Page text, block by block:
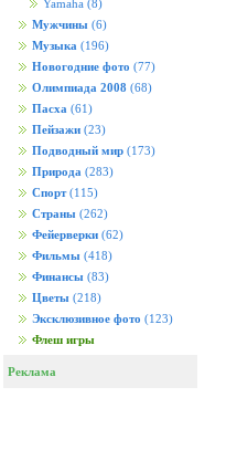
Yamaha (8)
Мужчины (6)
Музыка (196)
Новогодние фото (77)
Олимпиада 2008 (68)
Пасха (61)
Пейзажи (23)
Подводный мир (173)
Природа (283)
Спорт (115)
Страны (262)
Фейерверки (62)
Фильмы (418)
Финансы (83)
Цветы (218)
Эксклюзивное фото (123)
Флеш игры
Реклама